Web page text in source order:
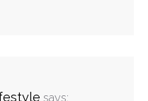
says: